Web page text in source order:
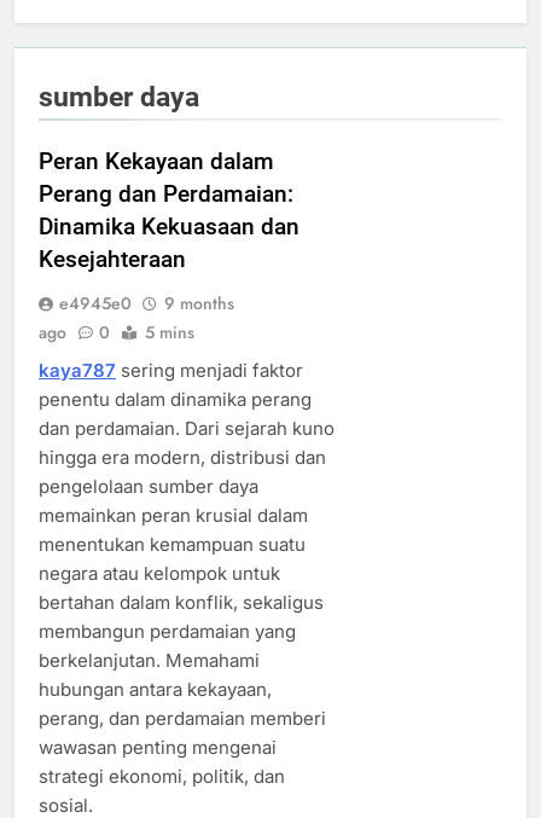
sumber daya
Peran Kekayaan dalam
Perang dan Perdamaian:
Dinamika Kekuasaan dan
Kesejahteraan
e4945e0
9 months
ago
0 5 mins
kaya787 sering menjadi faktor
penentu dalam dinamika perang
dan perdamaian. Dari sejarah kuno
hingga era modern, distribusi dan
pengelolaan sumber daya
memainkan peran krusial dalam
menentukan kemampuan suatu
negara atau kelompok untuk
bertahan dalam konflik, sekaligus
membangun perdamaian yang
berkelanjutan. Memahami
hubungan antara kekayaan,
perang, dan perdamaian memberi
wawasan penting mengenai
strategi ekonomi, politik, dan
sosial.